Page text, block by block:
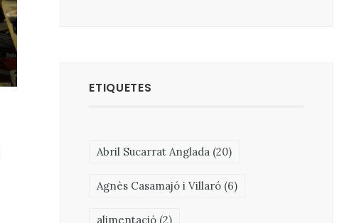
ETIQUETES
Abril Sucarrat Anglada (20)
Agnès Casamajó i Villaró (6)
alimentació (2)